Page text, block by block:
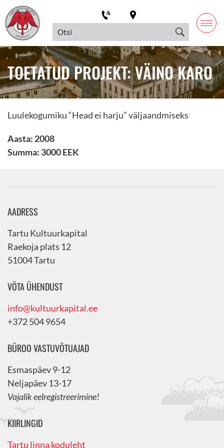
TOETATUD PROJEKT: VÄINO KARO
Luulekogumiku “Head ei harju” väljaandmiseks
Aasta: 2008
Summa: 3000 EEK
AADRESS
Tartu Kultuurkapital
Raekoja plats 12
51004 Tartu
VÕTA ÜHENDUST
info@kultuurkapital.ee
+372 504 9654
BÜROO VASTUVÕTUAJAD
Esmaspäev 9-12
Neljapäev 13-17
Vajalik eelregistreerimine!
KIIRLINGID
Tartu linna koduleht